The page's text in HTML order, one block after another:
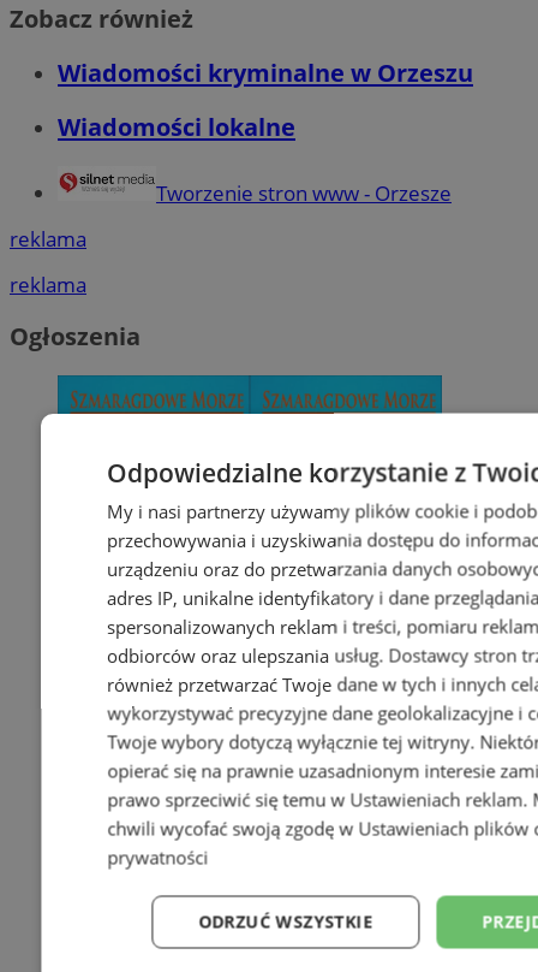
Zobacz również
Wiadomości kryminalne w Orzeszu
Wiadomości lokalne
Tworzenie stron www - Orzesze
reklama
reklama
Ogłoszenia
Odpowiedzialne korzystanie z
My i nasi partnerzy używamy plików cookie i
przechowywania i uzyskiwania dostępu do
urządzeniu oraz do przetwarzania danych
adres IP, unikalne identyfikatory i dane
spersonalizowanych reklam i treści, pomiaru
odbiorców oraz ulepszania usług. Dostawcy stron
również przetwarzać Twoje dane w tych i innych
wykorzystywać precyzyjne dane geolokalizacyjne i
Twoje wybory dotyczą wyłącznie tej witryny.
opierać się na prawnie uzasadnionym interesie
prawo sprzeciwić się temu w Ustawieniach reklam.
chwili wycofać swoją zgodę w Ustawieniach plików
prywatności
ODRZUĆ WSZYSTKIE